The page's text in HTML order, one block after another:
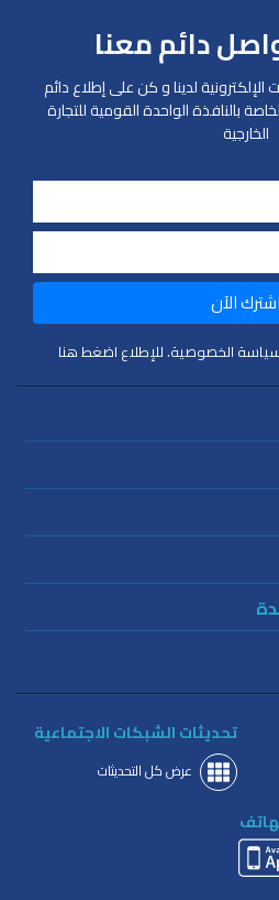
دائم معنا
لدينا و كن على إطلاع دائم
بالنافذة الواحدة القومية للتجارة
الخارجية
اشترك الآن
الخصوصية. للإطلاع اضغط هنا
تحديثات الشبكات الاجتماعية
عرض كل التحديثات